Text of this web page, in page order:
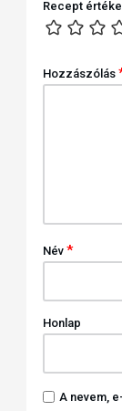
Recept
Hozzászólás
Név *
Honlap
A nevem,